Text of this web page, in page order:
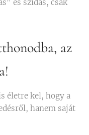
és szidás, csak
az
életre kel, hogy a
hanem saját